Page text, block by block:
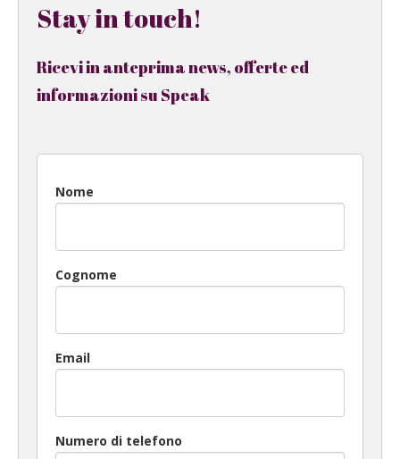
Stay in touch!
Ricevi in anteprima news, offerte ed
informazioni su Speak
Nome
Cognome
Email
Numero di telefono